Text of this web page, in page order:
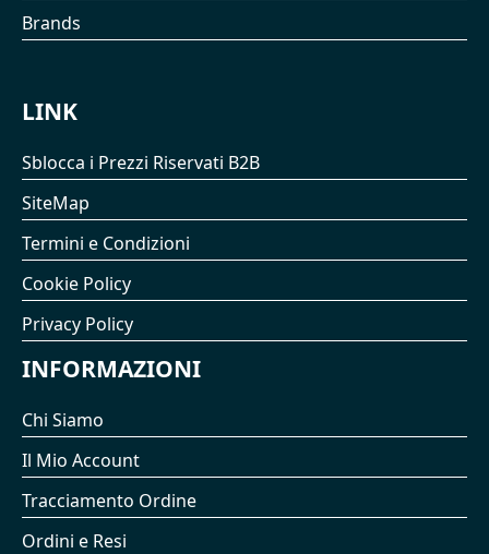
Brands
LINK
Sblocca i Prezzi Riservati B2B
SiteMap
Termini e Condizioni
Cookie Policy
Privacy Policy
INFORMAZIONI
Chi Siamo
Il Mio Account
Tracciamento Ordine
Ordini e Resi